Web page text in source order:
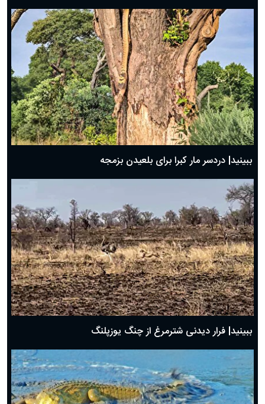
ببینید| دردسر مار کبرا برای بلعیدن بزمجه
ببینید| فرار دیدنی شترمرغ از چنگ یوزپلنگ